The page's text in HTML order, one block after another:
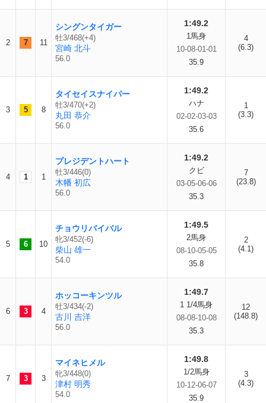
2 7 11
シングンタイガー
牡3/468(+4)
宮崎 北斗
56.0
1:49.2
1馬身
10-08-01-01
35.9
4
(6.3)
3 5 8
タイセイスナイパー
牡3/470(+2)
丸田 恭介
56.0
1:49.2
ハナ
02-02-03-03
35.6
1
(3.3)
4 1 1
プレジデントハート
牡3/446(0)
木幡 初広
56.0
1:49.2
クビ
03-05-06-06
35.3
7
(23.8)
5 6 10
チョウリバイバル
牝3/452(-6)
柴山 雄一
54.0
1:49.5
2馬身
08-10-05-05
35.8
2
(4.1)
6 3 4
ホッコーキンツル
牡3/434(-2)
古川 吉洋
56.0
1:49.7
1 1/4馬身
08-08-10-08
35.3
12
(148.8)
7 3 3
マイネヒメル
牝3/448(0)
津村 明秀
54.0
1:49.8
1/2馬身
10-12-06-07
35.9
3
(4.3)